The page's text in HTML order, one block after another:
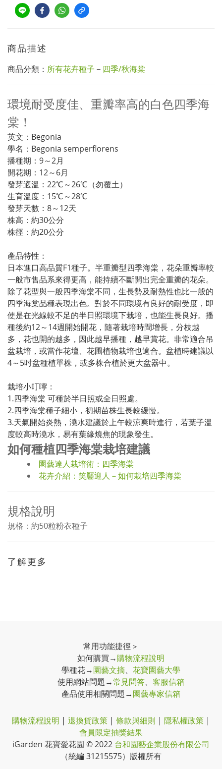
商品描述
商品分類： 所有花卉種子 － 四季/秋海棠
環境耐受度佳、重瓣率高的白色四季海
棠！
英文：Begonia
學名：Begonia semperflorens
播種期：9～2月
開花期：12～6月
發芽適溫：22℃～26℃（勿覆土）
生育溫度：15℃～28℃
發芽天數：8～12天
株高：約30公分
株徑：約20公分
產品特性：
日本進口高品質F1種子。半重瓣型四季海棠，花朵重瓣率較
一般市售品系來得更高，能持續不斷開出完全重瓣的花朵。
除了花型與一般四季海棠不同，生長勢及耐熱性也比一般的
四季海棠品種表現出色。對於不同環境有良好的耐受度，即
使是在光線較不足的半日照環境下栽培，也能生長良好。播
種後約12～14週開始開花，隨著栽培時間增長，分枝越
多，花也開的越多，因此越早播種，越早賞花。非常適合吊
盆栽培，或當作花壇、花圃植物栽培也適合。盆植時建議以
4～5吋盆種植單株，或多株合植於更大盆器中。
栽培小叮嚀：
1.四季海棠 可種於半日照或全日照處。
2.四季海棠種子細小，初期苗株生長較緩慢。
3.天氣開始炎熱，澆水建議於上午較涼爽時進行，若葉子溫
度較高時澆水，易有葉緣燒焦的現象發生。
如何種植四季海棠栽培建議
園藝達人栽培術：四季海棠
花卉介紹：笑靨迎人－如何栽培四季海棠
規格說明
規格：約50粒粉衣種子
了解更多
常用功能捷徑＞
如何購買→購物流程說明
學種花→園藝文摘、 花寶園藝大學
使用網站問題→常見問答、 客服信箱
產品使用相關問題→園藝專家信箱
購物流程說明 | 退換貨政策 | 條款與細則 | 隱私權政策 |
會員限定抽獎結果
iGarden 花寶愛花園 © 2022 台和園藝企業股份有限公司
（統編 31215575） 版權所有